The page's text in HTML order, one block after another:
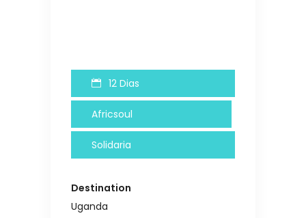
12 Dias
Africsoul
Solidaria
Destination
Uganda